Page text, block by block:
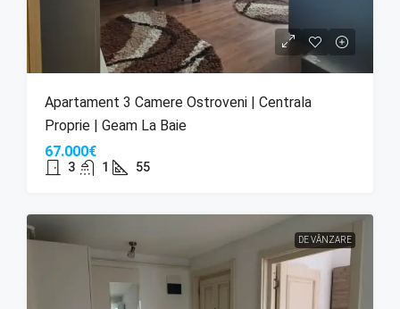
Apartament 3 Camere Ostroveni | Centrala
Proprie | Geam La Baie
67.000€
3 1 55
DE VÂNZARE